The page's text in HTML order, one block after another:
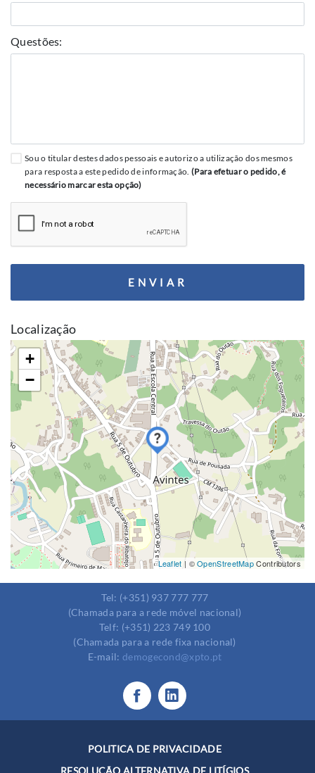
Questões:
Sou o titular destes dados pessoais e autorizo a utilização dos mesmos
para resposta a este pedido de informação. (Para efetuar o pedido, é
necessário marcar esta opção)
ENVIAR
Localização
+
−
Leaflet | ©OpenStreetMapContributors
Tel: (+351) 937 777 777
(Chamada para a rede móvel nacional)
Telf: (+351) 223 749 100
(Chamada para a rede fixa nacional)
E-mail: demogecond@xpto.pt
POLITICA DE PRIVACIDADE